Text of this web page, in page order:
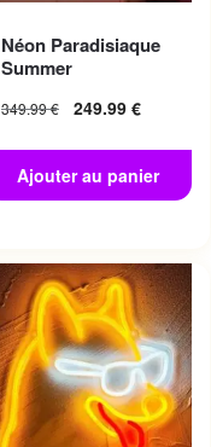
Néon Paradisiaque
Summer
349.99€ 249.99 €
Ajouter au panier